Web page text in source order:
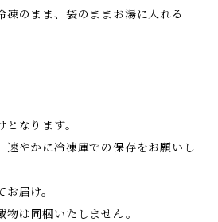
凍のまま、袋のままお湯に入れる
なります。
速やかに冷凍庫での保存をお願いし
届け。
物は同梱いたしません。